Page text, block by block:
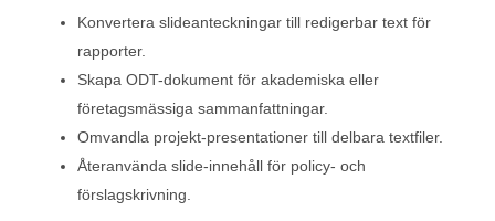
Konvertera slideanteckningar till redigerbar text för
rapporter.
Skapa ODT-dokument för akademiska eller
företagsmässiga sammanfattningar.
Omvandla projekt-presentationer till delbara textfiler.
Återanvända slide-innehåll för policy- och
förslagskrivning.